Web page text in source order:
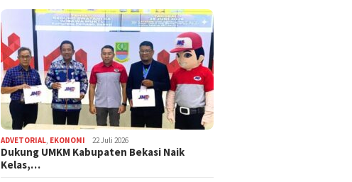
ADVETORIAL EKONOMI 22 Juli 2026
Dukung UMKM Kabupaten Bekasi Naik
Kelas,…